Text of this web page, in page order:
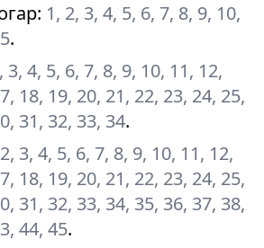
: 1, 2, 3, 4, 5, 6, 7, 8, 9, 10,
.
3, 4, 5, 6, 7, 8, 9, 10, 11, 12,
18, 19, 20, 21, 22, 23, 24, 25,
31, 32, 33, 34.
3, 4, 5, 6, 7, 8, 9, 10, 11, 12,
18, 19, 20, 21, 22, 23, 24, 25,
31, 32, 33, 34, 35, 36, 37, 38,
44, 45.